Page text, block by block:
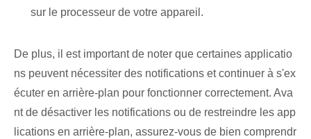
sur le processeur de votre appareil.
De plus, il est important de noter que certaines applicatio
ns peuvent nécessiter des notifications et continuer à s'ex
écuter en arrière-plan pour fonctionner correctement. Ava
nt de désactiver les notifications ou de restreindre les app
lications en arrière-plan, assurez-vous de bien comprendr